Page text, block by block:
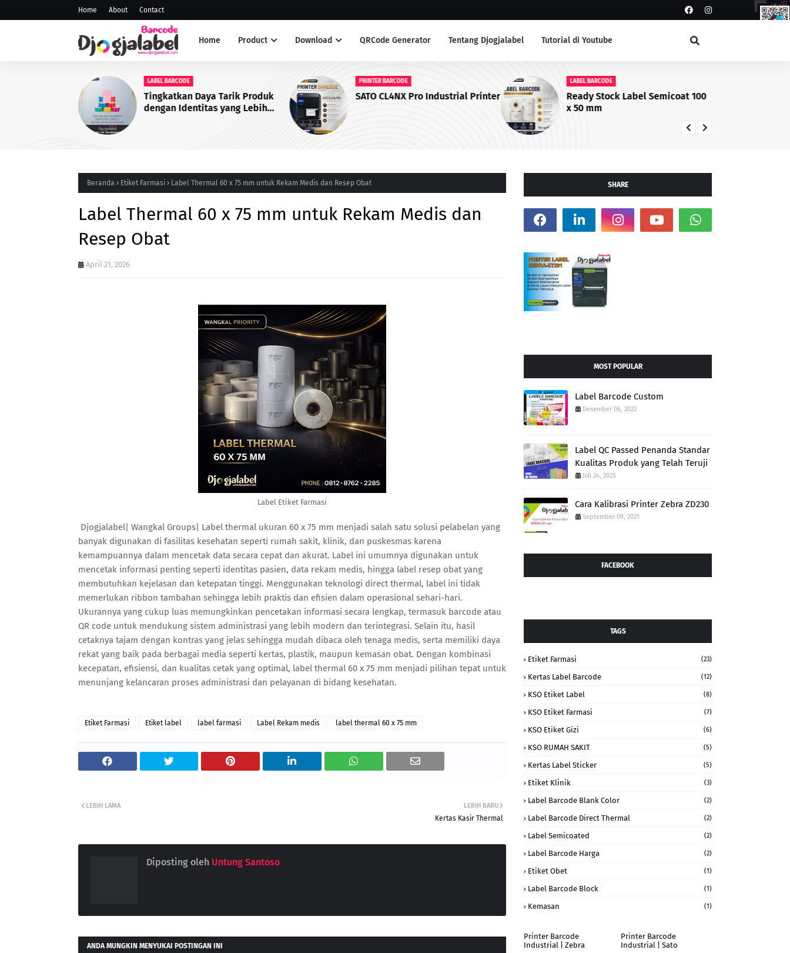
Home About Contact
Home Product Download QRCode Generator Tentang Djogjalabel Tutorial di Youtube
LABEL BARCODE
Tingkatkan Daya Tarik Produk
dengan Identitas yang Lebih
PRINTER BARCODE
SATO CL4NX Pro Industrial Printer
LABEL BARCODE
Ready Stock Label Semicoat 100
x 50 mm
Beranda Etiket Farmasi Label Thermal 60 x 75 mm untuk Rekam Medis dan Resep Obat
Label Thermal 60 x 75 mm untuk Rekam Medis dan
Resep Obat
April 21, 2026
Label Etiket Farmasi
Djogjalabel| Wangkal Groups| Label thermal ukuran 60 x 75 mm menjadi salah satu solusi pelabelan yang
banyak digunakan di fasilitas kesehatan seperti rumah sakit, klinik, dan puskesmas karena
kemampuannya dalam mencetak data secara cepat dan akurat. Label ini umumnya digunakan untuk
mencetak informasi penting seperti identitas pasien, data rekam medis, hingga label resep obat yang
membutuhkan kejelasan dan ketepatan tinggi. Menggunakan teknologi direct thermal, label ini tidak
memerlukan ribbon tambahan sehingga lebih praktis dan efisien dalam operasional sehari-hari.
Ukurannya yang cukup luas memungkinkan pencetakan informasi secara lengkap, termasuk barcode atau
QR code untuk mendukung sistem administrasi yang lebih modern dan terintegrasi. Selain itu, hasil
cetaknya tajam dengan kontras yang jelas sehingga mudah dibaca oleh tenaga medis, serta memiliki daya
rekat yang baik pada berbagai media seperti kertas, plastik, maupun kemasan obat. Dengan kombinasi
kecepatan, efisiensi, dan kualitas cetak yang optimal, label thermal 60 x 75 mm menjadi pilihan tepat untuk
menunjang kelancaran proses administrasi dan pelayanan di bidang kesehatan.
Etiket Farmasi Etiket label label farmasi Label Rekam medis label thermal 60 x 75 mm
LEBIH BARU
Kertas Kasir Thermal
LEBIH LAMA
Diposting oleh Untung Santoso
ANDA MUNGKIN MENYUKAI POSTINGAN INI
SHARE
MOST POPULAR
Label Barcode Custom
Desember 06, 2022
Label QC Passed Penanda Standar
Kualitas Produk yang Telah Teruji
Juli 24, 2025
Cara Kalibrasi Printer Zebra ZD230
September 09, 2021
FACEBOOK
TAGS
Etiket Farmasi (23)
Kertas Label Barcode (12)
KSO Etiket Label (8)
KSO Etiket Farmasi (7)
KSO Etiket Gizi (6)
KSO RUMAH SAKIT (5)
Kertas Label Sticker (5)
Etiket Klinik (3)
Label Barcode Blank Color (2)
Label Barcode Direct Thermal (2)
Label Semicoated (2)
Label Barcode Harga (2)
Etiket Obet (1)
Label Barcode Block (1)
Kemasan (1)
Printer Barcode
Industrial | Zebra
Printer Barcode
Industrial | Sato